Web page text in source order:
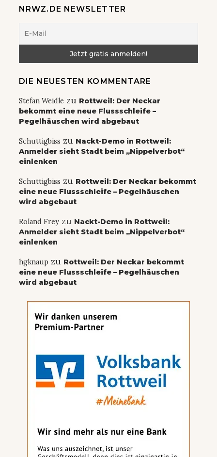
NRWZ.DE NEWSLETTER
DIE NEUESTEN KOMMENTARE
Stefan Weidle zu Rottweil: Der Neckar
bekommt eine neue Flussschleife –
Pegelhäuschen wird abgebaut
Schuttigbiss zu Nackt-Demo in Rottweil:
Anmelder sieht Stadt beim „Nippelverbot“
einlenken
Schuttigbiss zu Rottweil: Der Neckar bekommt
eine neue Flussschleife – Pegelhäuschen
wird abgebaut
Roland Frey zu Nackt-Demo in Rottweil:
Anmelder sieht Stadt beim „Nippelverbot“
einlenken
hgknaup zu Rottweil: Der Neckar bekommt
eine neue Flussschleife – Pegelhäuschen
wird abgebaut